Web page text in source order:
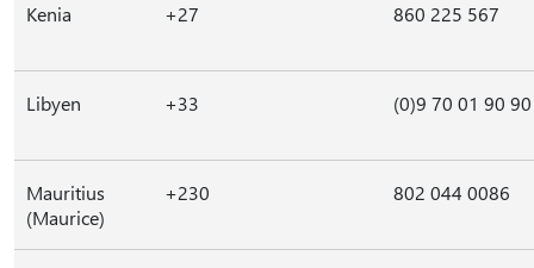
Kenia +27 860 225 567
Libyen +33 (0)9 70 01 90 90
Mauritius
(Maurice)
+230 802 044 0086